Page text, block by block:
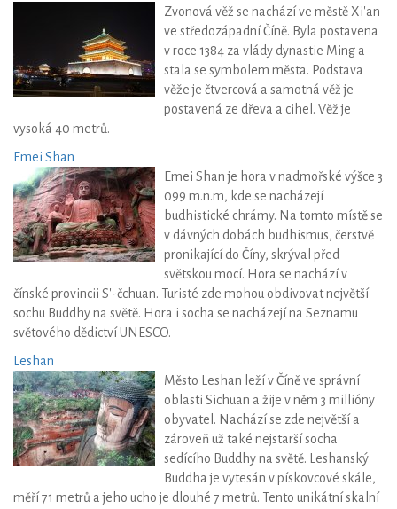
Zvonová věž se nachází ve městě Xi'an
ve středozápadní Číně. Byla postavena
v roce 1384 za vlády dynastie Ming a
stala se symbolem města. Podstava
věže je čtvercová a samotná věž je
postavená ze dřeva a cihel. Věž je
vysoká 40 metrů.
Emei Shan
Emei Shan je hora v nadmořské výšce 3
099 m.n.m, kde se nacházejí
budhistické chrámy. Na tomto místě se
v dávných dobách budhismus, čerstvě
pronikající do Číny, skrýval před
světskou mocí. Hora se nachází v
čínské provincii S'-čchuan. Turisté zde mohou obdivovat největší
sochu Buddhy na světě. Hora i socha se nacházejí na Seznamu
světového dědictví UNESCO.
Leshan
Město Leshan leží v Číně ve správní
oblasti Sichuan a žije v něm 3 millióny
obyvatel. Nachází se zde největší a
zároveň už také nejstarší socha
sedícího Buddhy na světě. Leshanský
Buddha je vytesán v pískovcové skále,
měří 71 metrů a jeho ucho je dlouhé 7 metrů. Tento unikátní skalní